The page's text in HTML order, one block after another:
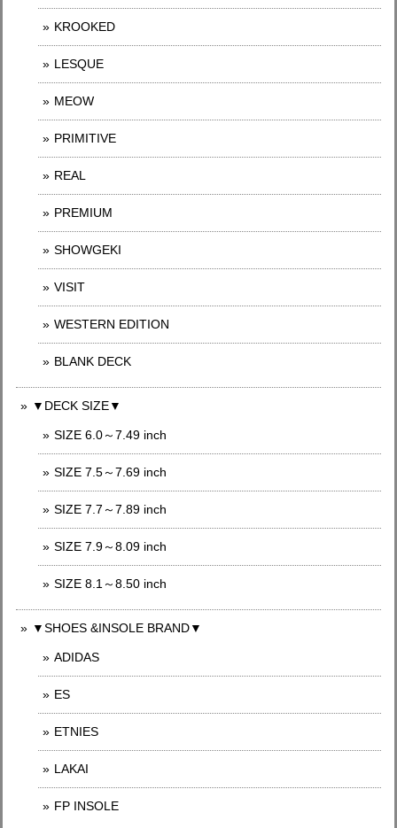
KROOKED
LESQUE
MEOW
PRIMITIVE
REAL
PREMIUM
SHOWGEKI
VISIT
WESTERN EDITION
BLANK DECK
▼DECK SIZE▼
SIZE 6.0～7.49 inch
SIZE 7.5～7.69 inch
SIZE 7.7～7.89 inch
SIZE 7.9～8.09 inch
SIZE 8.1～8.50 inch
▼SHOES &INSOLE BRAND▼
ADIDAS
ES
ETNIES
LAKAI
FP INSOLE